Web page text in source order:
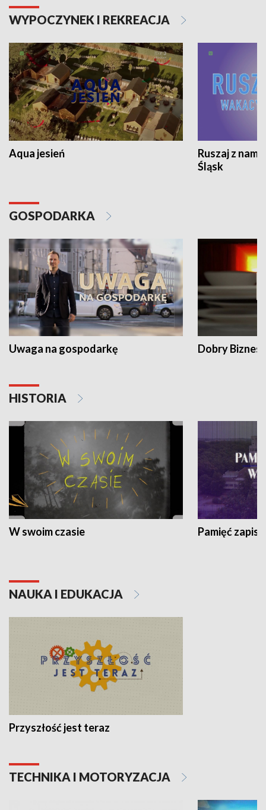
WYPOCZYNEK I REKREACJA
Aqua jesień
Ruszaj z
Śląsk
GOSPODARKA
Uwaga na gospodarkę Dobry Biznes
HISTORIA
W swoim czasie Pamięć
NAUKA I EDUKACJA
Przyszłość jest teraz
TECHNIKA I MOTORYZACJA